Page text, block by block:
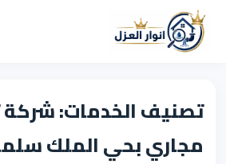
تصنيف الخدمات:
مجاري بحي الملك